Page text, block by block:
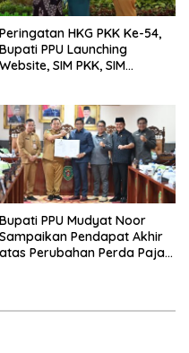
Peringatan HKG PKK Ke-54,
Bupati PPU Launching
Website, SIM PKK, SIM
Bupati PPU Mudyat Noor
Sampaikan Pendapat Akhir
atas Perubahan Perda Pajak